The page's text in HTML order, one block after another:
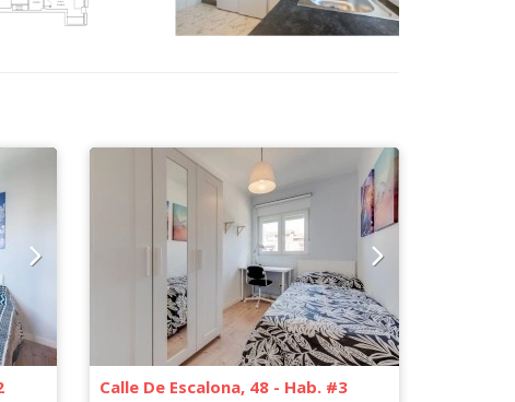
Calle De Escalona, 48 - Hab. #3